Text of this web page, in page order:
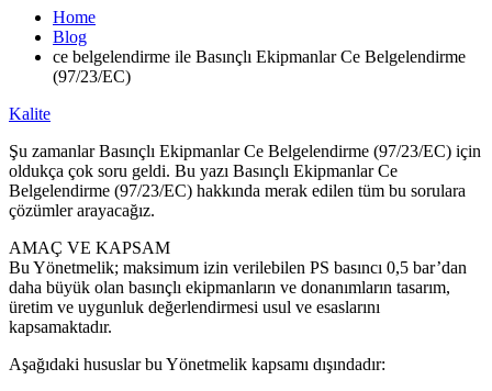
Home
Blog
ce belgelendirme ile Basınçlı Ekipmanlar Ce Belgelendirme
(97/23/EC)
Kalite
Şu zamanlar Basınçlı Ekipmanlar Ce Belgelendirme (97/23/EC) için
oldukça çok soru geldi. Bu yazı Basınçlı Ekipmanlar Ce
Belgelendirme (97/23/EC) hakkında merak edilen tüm bu sorulara
çözümler arayacağız.
AMAÇ VE KAPSAM
Bu Yönetmelik; maksimum izin verilebilen PS basıncı 0,5 bar’dan
daha büyük olan basınçlı ekipmanların ve donanımların tasarım,
üretim ve uygunluk değerlendirmesi usul ve esaslarını
kapsamaktadır.
Aşağıdaki hususlar bu Yönetmelik kapsamı dışındadır: